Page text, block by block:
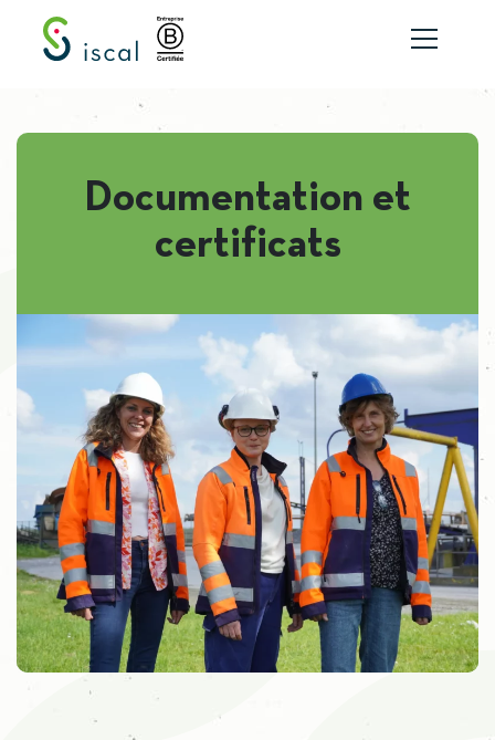
Aller au contenu
Documentation et
certificats